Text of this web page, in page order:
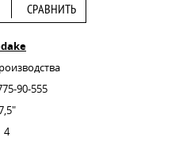
СРАВНИТЬ
90-555
4